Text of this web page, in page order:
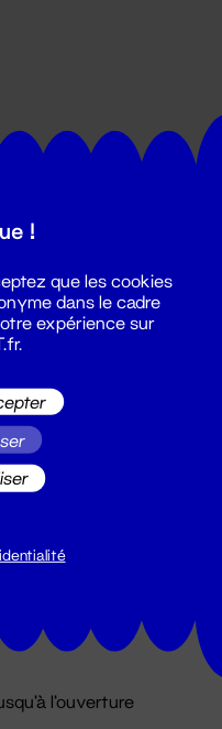
l'ouverture
!
que les cookies
dans le cadre
expérience sur